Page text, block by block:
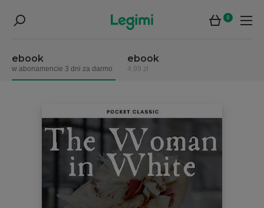
0
ebook
w abonamencie 3 dni za darmo
ebook
4,99 zł